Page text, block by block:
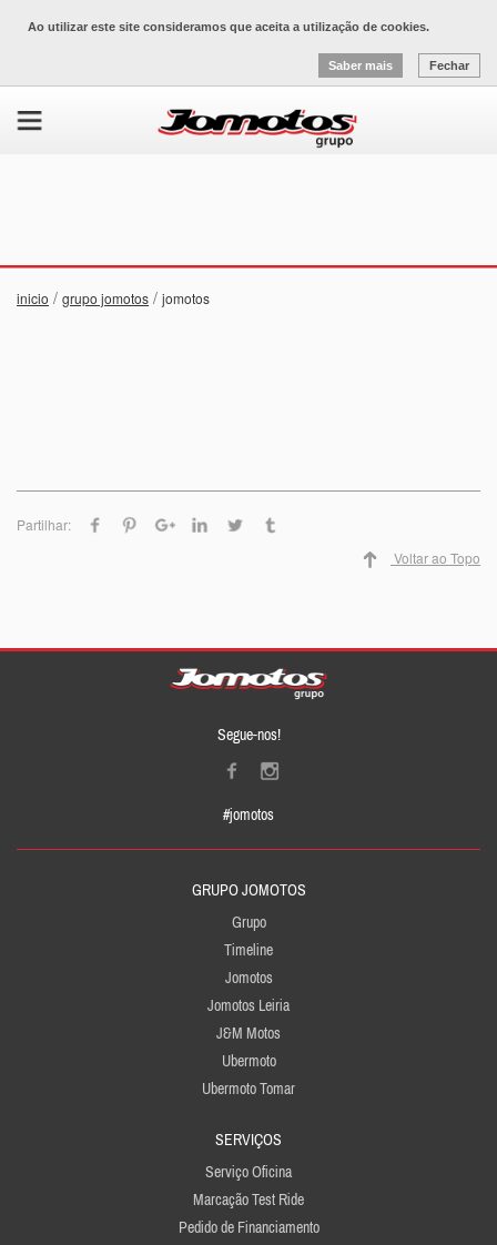
Ao utilizar este site consideramos que aceita a utilização de cookies.
Saber mais Fechar
inicio / grupo jomotos / jomotos
Partilhar:
Voltar ao Topo
Segue-nos!
#jomotos
GRUPO JOMOTOS
Grupo
Timeline
Jomotos
Jomotos Leiria
J&M Motos
Ubermoto
Ubermoto Tomar
SERVIÇOS
Serviço Oficina
Marcação Test Ride
Pedido de Financiamento